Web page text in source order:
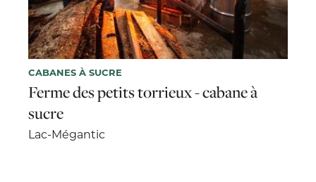
CABANES À SUCRE
Ferme des petits torrieux - cabane à
sucre
Lac-Mégantic